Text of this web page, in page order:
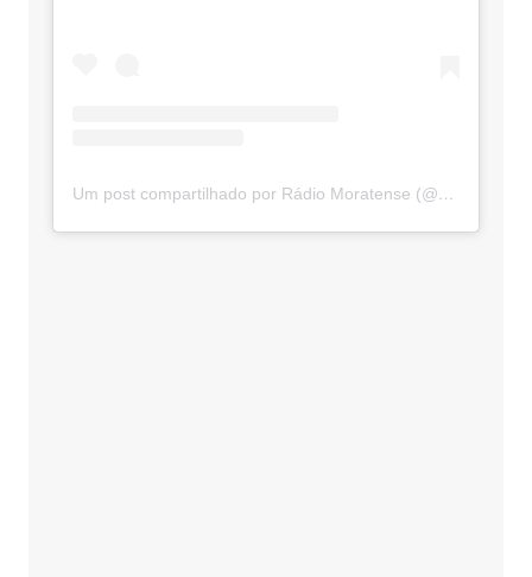
Um post compartilhado por Rádio Moratense (@radio_moratense)